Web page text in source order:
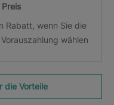
Rabatt, wenn Sie die
wählen
die Vorteile